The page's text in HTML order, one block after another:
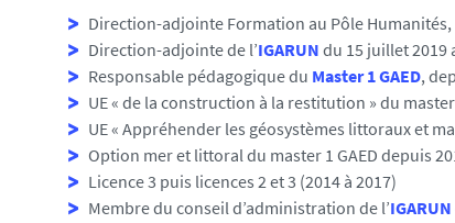
Direction-adjointe Formation au Pôle
Direction-adjointe de l’IGARUN du 15 juillet 2019
Responsable pédagogique du Master 1 GAED,
UE « de la construction à la restitution » du
UE « Appréhender les géosystèmes littoraux et
Option mer et littoral du master 1 GAED depuis
Licence 3 puis licences 2 et 3 (2014 à 2017)
Membre du conseil d’administration de l’IGARUN